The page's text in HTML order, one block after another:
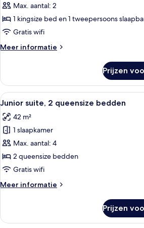
kingsize
bed
met
slaapbank,
balkon,
op
zwembad
(Accessible)
laden
Max. aantal: 2
1 kingsize bed en 1 tweepersoons
Gratis wifi
Meer informatie
Meer
1
kingsize
bed
slaapbank,
balkon,
op
zwembad
(Accessible)
Prijzen
Alle
foto's
voor
Junior
suite,
2
queensize
laden
Een
7
Junior suite, 2 queensize bedden
42 m²
1 slaapkamer
Max. aantal: 4
2 queensize bedden
Gratis wifi
Meer informatie
Meer
suite,
Prijzen